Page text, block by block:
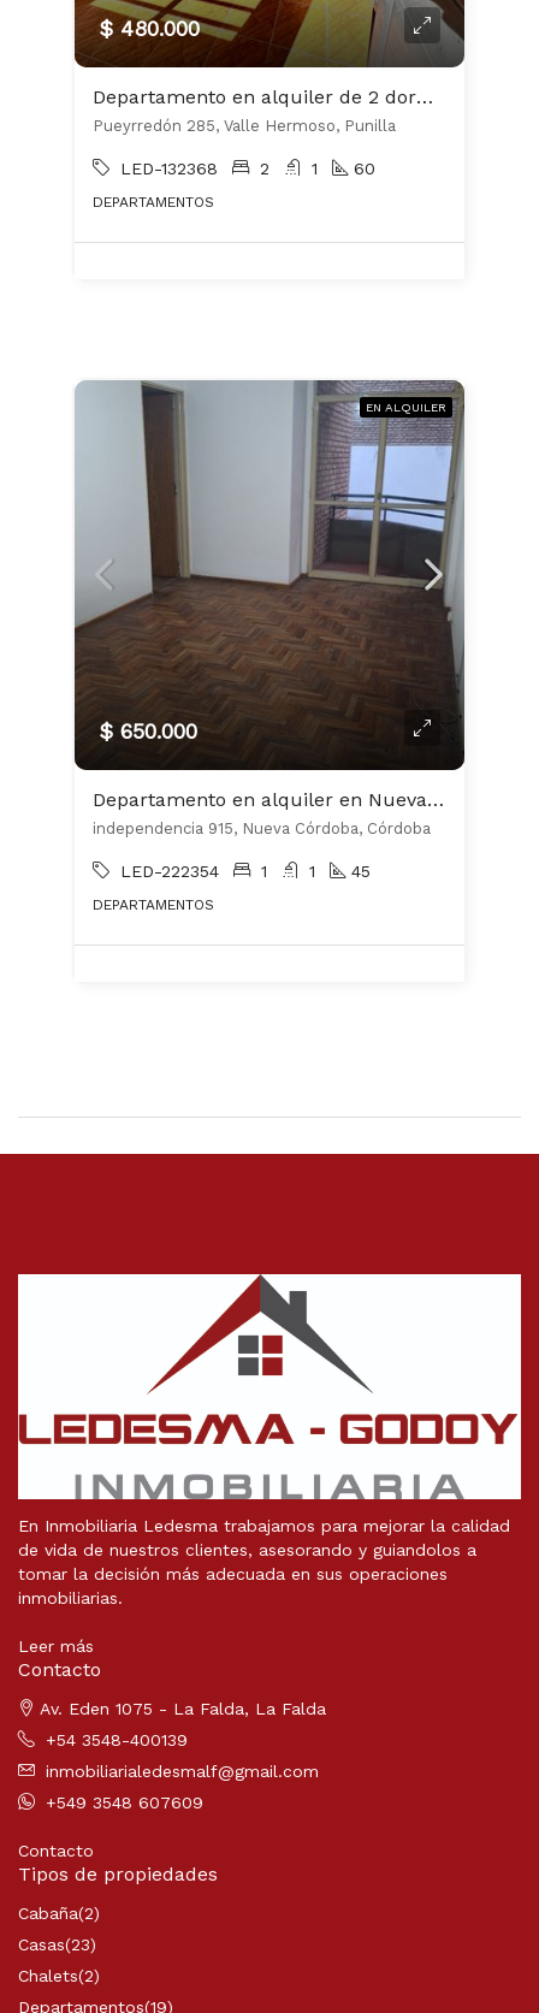
$ 480.000
Departamento en alquiler de 2 dormitorios c/ cochera en Valle Hermoso
Pueyrredón 285, Valle Hermoso, Punilla
LED-132368 2 1 60
DEPARTAMENTOS
EN ALQUILER
$ 650.000
Departamento en alquiler en Nueva Córdoba
independencia 915, Nueva Córdoba, Córdoba
LED-222354 1 1 45
DEPARTAMENTOS
En Inmobiliaria Ledesma trabajamos para mejorar la calidad
de vida de nuestros clientes, asesorando y guiandolos a
tomar la decisión más adecuada en sus operaciones
inmobiliarias.
Leer más
Contacto
Av. Eden 1075 - La Falda, La Falda
+54 3548-400139
inmobiliarialedesmalf@gmail.com
+549 3548 607609
Contacto
Tipos de propiedades
Cabaña(2)
Casas(23)
Chalets(2)
Departamentos(19)